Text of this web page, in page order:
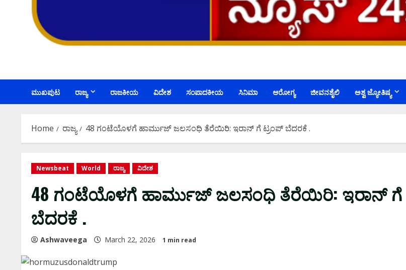
ಮುಖಪುಟ ರಾಜ್ಯ ರಾಜಕೀಯ ವಿದೇಶ ಸಂಪಾದಕೀಯ ಸಿನಿಮಾ ಆರೋಗ್ಯ ಜೀವನಶೈಲಿ ಅಶ್ವ ಜ್ಯೋತಿಷ್ಯ
Home ರಾಜ್ಯ 48 ಗಂಟೆಯೊಳಗೆ ಹಾರ್ಮುಜ್ ಜಲಸಂಧಿ ತೆರೆಯಿರಿ: ಇರಾನ್ ಗೆ ಟ್ರಂಪ್ ಬೆದರಕೆ .
Newsbeat World ರಾಜ್ಯ ವಿದೇಶ
48 ಗಂಟೆಯೊಳಗೆ ಹಾರ್ಮುಜ್ ಜಲಸಂಧಿ ತೆರೆಯಿರಿ: ಇರಾನ್ ಗೆ
ಬೆದರಕೆ .
Ashwaveega March 22, 2026 1 min read